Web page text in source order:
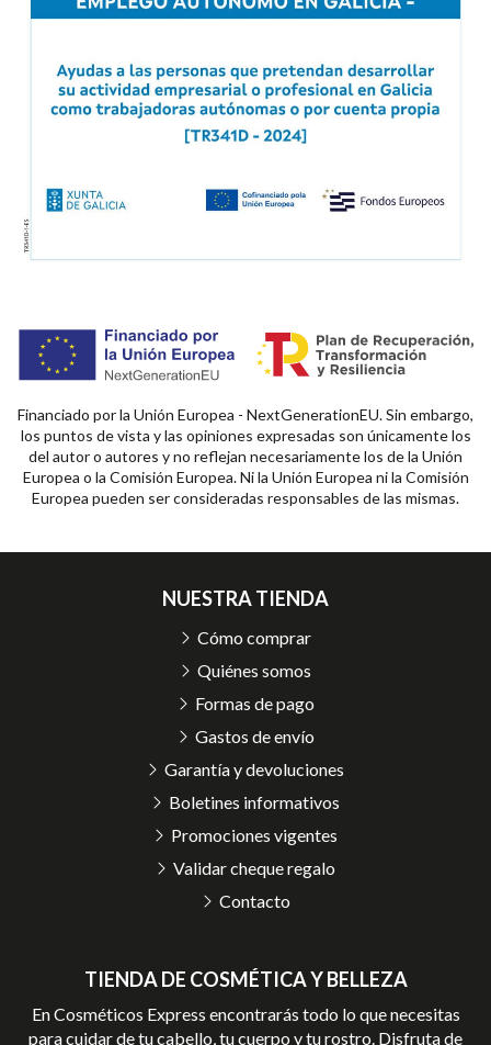
Financiado por la Unión Europea - NextGenerationEU. Sin embargo,
los puntos de vista y las opiniones expresadas son únicamente los
del autor o autores y no reflejan necesariamente los de la Unión
Europea o la Comisión Europea. Ni la Unión Europea ni la Comisión
Europea pueden ser consideradas responsables de las mismas.
TIENDA DE COSMÉTICA Y BELLEZA
En Cosméticos Express encontrarás todo lo que necesitas
para cuidar de tu cabello, tu cuerpo y tu rostro. Disfruta de
NUESTRA TIENDA
Cómo comprar
Quiénes somos
Formas de pago
Gastos de envío
Garantía y devoluciones
Boletines informativos
Promociones vigentes
Validar cheque regalo
Contacto